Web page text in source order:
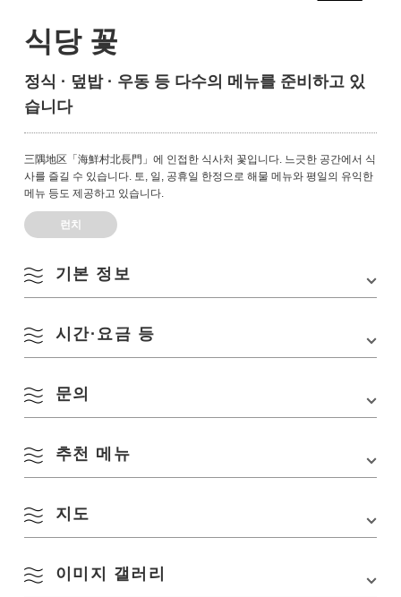
식당 꽃
정식 · 덮밥 · 우동 등 다수의 메뉴를 준비하고 있
습니다
三隅地区「海鮮村北長門」에 인접한 식사처 꽃입니다. 느긋한 공간에서 식
사를 즐길 수 있습니다. 토, 일, 공휴일 한정으로 해물 메뉴와 평일의 유익한
메뉴 등도 제공하고 있습니다.
런치
기본 정보
주소
〒759-3803 야마구치현 나가토시 미스미시타 638-
TEL
・JR 산인 본선 「나가토시역」에서 택시로 약 10
주차장
주차장 요금 무료
시간·요금 등
영업시간
정기휴무
문의
식당 꽃
http://www.kitanagato.com/hana.html
추천 메뉴
지도
이미지 갤러리